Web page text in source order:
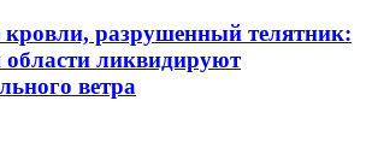
разрушенный телятник:
ликвидируют
ветра